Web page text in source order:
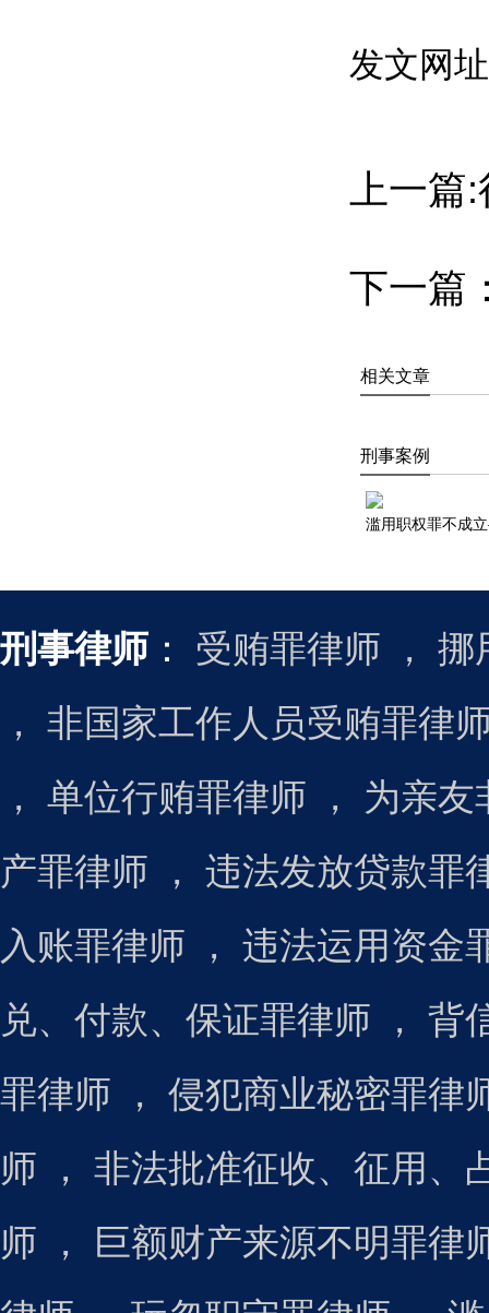
发文网址
上一
下一篇
相关文章
刑事案例
刑事律师 ： 受贿罪律师 ，
挪
，
非国家工作人员受贿罪律
，
单位行贿罪律师 ，
为亲友
产罪律师
，
违法发放贷款罪
入账罪律师
，
违法运用资金
兑、付款、保证罪律师
，
背
罪律师
，
侵犯商业秘密罪律
师
，
非法批准征收、征用、
师
，
巨额财产来源不明罪律